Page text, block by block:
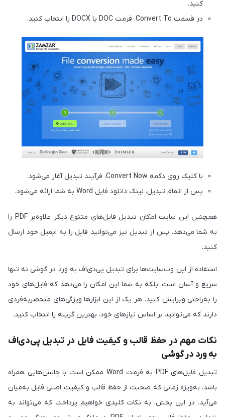
کنید.
در قسمت Convert To، فرمت DOC یا DOCX را انتخاب کنید.
با کلیک روی دکمه Convert Now، فرآیند تبدیل آغاز می‌شود.
پس از اتمام تبدیل، لینک دانلود فایل Word به شما ارائه می‌شود.
همچنین این سایت امکان تبدیل فایل‌های متنوع دیگر علاوه‌بر PDF را
به شما می‌دهد. پس از تبدیل نیز می‌توانید فایل را به ایمیل خود ارسال
کنید.
استفاده از این وب‌سایت‌ها برای تبدیل پی‌دی‌اف به ورد در گوشی نه تنها
سریع و آسان است، بلکه به شما این امکان را می‌دهد که فایل‌های خود
را به‌راحتی ویرایش کنید. هر یک از این ابزارها ویژگی‌های منحصربه‌فردی
دارند که می‌توانید بر اساس نیازهای خود، بهترین گزینه را انتخاب کنید.
نکات مهم در حفظ قالب و کیفیت فایل در تبدیل پی‌دی‌اف
به ورد در گوشی
تبدیل فایل‌های PDF به فرمت Word ممکن است با چالش‌هایی همراه
باشد، به‌ویژه زمانی که صحبت از حفظ قالب و کیفیت اصلی فایل به‌میان
می‌آید. در این بخش، به نکات کلیدی خواهیم پرداخت که می‌تواند به